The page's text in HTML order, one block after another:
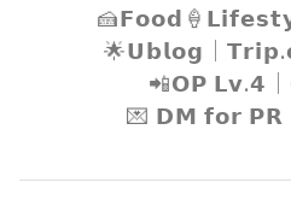
🌟𝗨𝗯𝗹𝗼𝗴｜
📲𝗢𝗣 𝗟𝘃.𝟰
💌 𝗗𝗠 𝗳𝗼𝗿 𝗣𝗥